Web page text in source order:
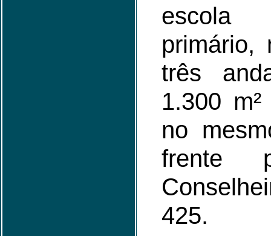
primário,
três
1.300
no
frente
425.